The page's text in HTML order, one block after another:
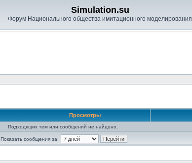
Simulation.su
Форум Национального общества имитационного моделирования
Просмотры
Подходящих тем или сообщений не найдено.
Показать сообщения за: